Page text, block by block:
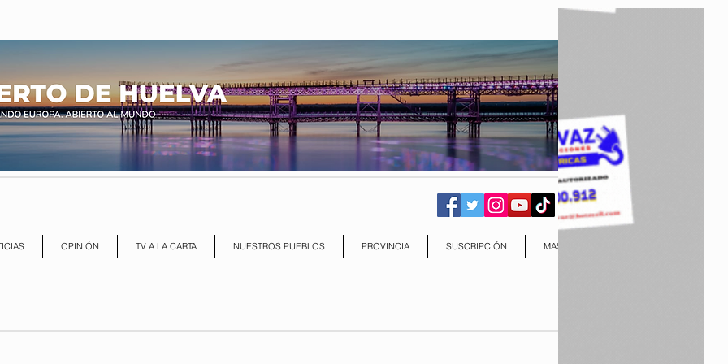
OPINIÓN TV A LA CARTA NUESTROS PUEBLOS PROVINCIA SUSCRIPCIÓN MAS